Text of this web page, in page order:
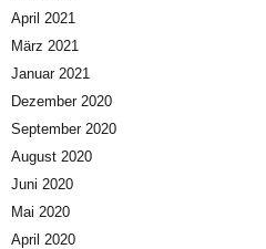
April 2021
März 2021
Januar 2021
Dezember 2020
September 2020
August 2020
Juni 2020
Mai 2020
April 2020